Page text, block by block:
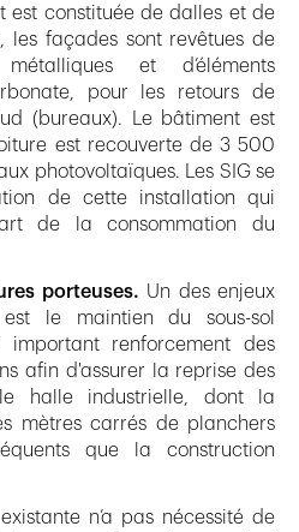
est constituée de dalles et de
les façades sont revêtues de
et d’éléments
pour les retours de
(bureaux). Le bâtiment est
est recouverte de 3 500
photovoltaïques. Les SIG se
de cette installation qui
de la consommation du
porteuses. Un des enjeux
le maintien du sous-sol
renforcement des
afin d'assurer la reprise des
halle industrielle, dont la
mètres carrés de planchers
que la construction
n’a pas nécessité de